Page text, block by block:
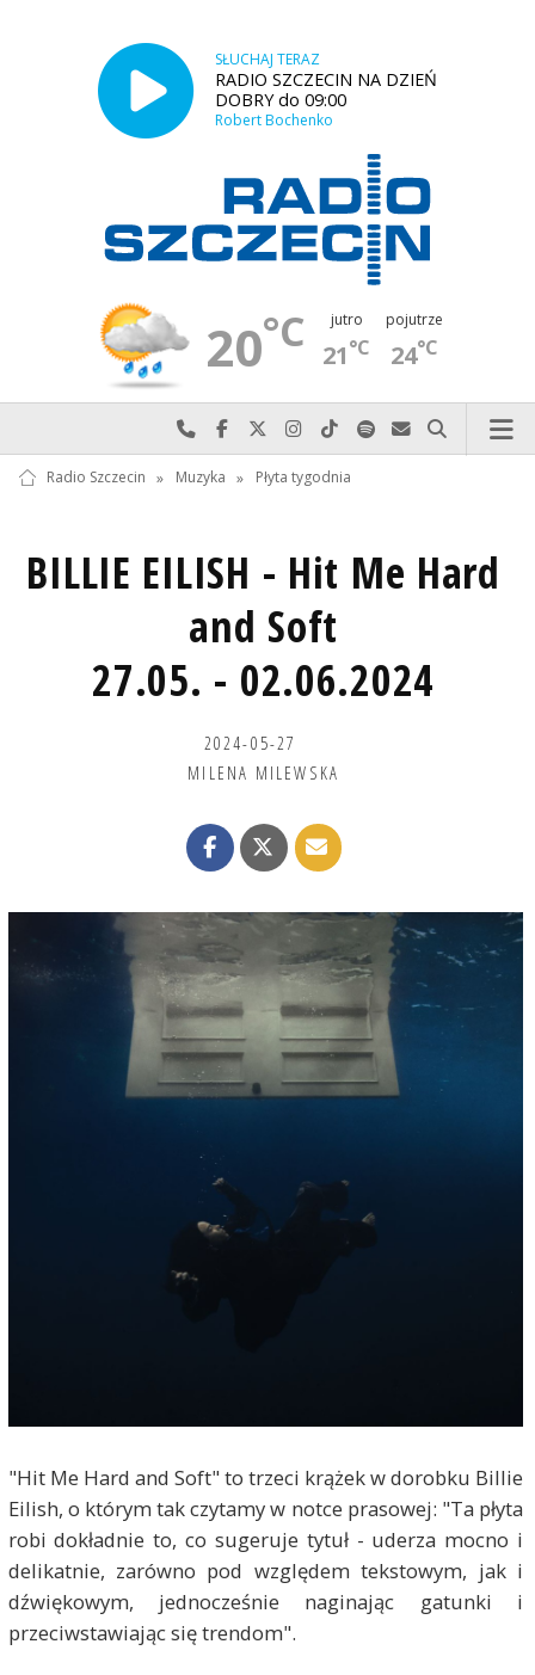
SŁUCHAJ TERAZ
RADIO SZCZECIN NA DZIEŃ
DOBRY do 09:00
Robert Bochenko
20°C jutro
21°C
pojutrze
24°C
Najlepiej po prostu do nas zadzwoń
Odwiedź nas na Facebook-u
Odwiedź nas na X
Odwiedź nas na Instagram-ie
Odwiedź nas na TikTok-u
Szukaj nas na Spotify
Wyślij do nas
Szukaj
Radio Szczecin » Muzyka » Płyta tygodnia
BILLIE EILISH - Hit Me Hard
and Soft
27.05. - 02.06.2024
2024-05-27
MILENA MILEWSKA
"Hit Me Hard and Soft" to trzeci krążek w dorobku Billie
Eilish, o którym tak czytamy w notce prasowej: "Ta płyta
robi dokładnie to, co sugeruje tytuł - uderza mocno i
delikatnie, zarówno pod względem tekstowym, jak i
dźwiękowym, jednocześnie naginając gatunki i
przeciwstawiając się trendom".